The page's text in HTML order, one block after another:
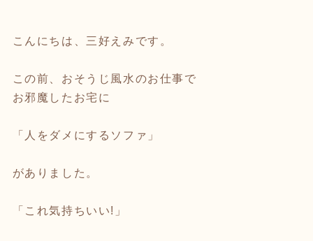
こんにちは、三好えみです。
この前、おそうじ風水のお仕事で
お邪魔したお宅に
「人をダメにするソファ」
がありました。
「これ気持ちいい!」